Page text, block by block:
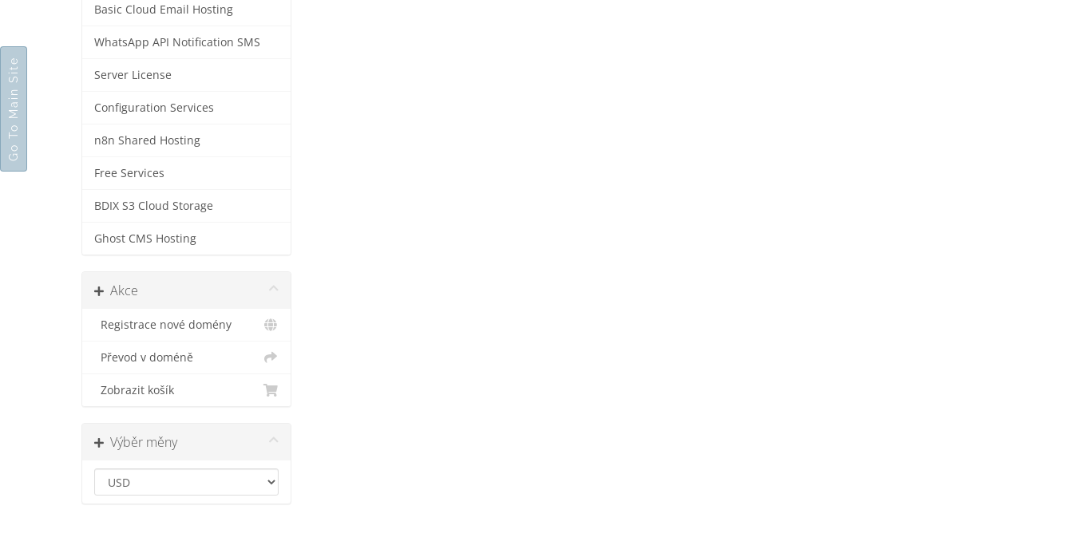
Basic Cloud Email Hosting
WhatsApp API Notification SMS
Server License
Configuration Services
n8n Shared Hosting
Free Services
BDIX S3 Cloud Storage
Ghost CMS Hosting
Akce
Registrace nové domény
Převod v doméně
Zobrazit košík
Výběr měny
Go To Main Site